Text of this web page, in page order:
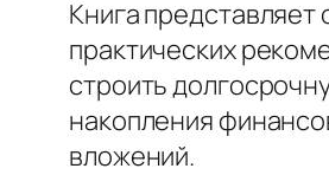
Книга
практических
строить
накопления
вложений.